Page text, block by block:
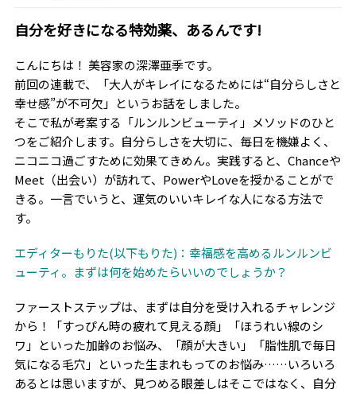
自分を好きになる特効薬、あるんです!
こんにちは！ 美容家の深澤亜季です。
前回の連載で、「大人がキレイになるためには“自分らしさと
幸せ感”が不可欠」というお話をしました。
そこで私が考案する「ルンルンビューティ」メソッドのひと
つをご紹介します。自分らしさを大切に、毎日を機嫌よく、
ニコニコ過ごすために効果てきめん。実践すると、 Chanceや
Meet（出会い）が訪れて、 PowerやLoveを授かることがで
きる。一言でいうと、運気のいいキレイな人になる方法で
す。
エディターもりた(以下もりた)：幸福感を高めるルンルンビ
ューティ。まずは何を始めたらいいのでしょうか？
ファーストステップは、まずは自分を受け入れるチャレンジ
から！「すっぴん時の疲れて見える顔」「ほうれい線のシ
ワ」といった加齢のお悩み、「顔が大きい」「脂性肌で毎日
気になる毛穴」といった生まれもってのお悩み……いろいろ
あるとは思いますが、見つめる眼差しはそこではなく、自分